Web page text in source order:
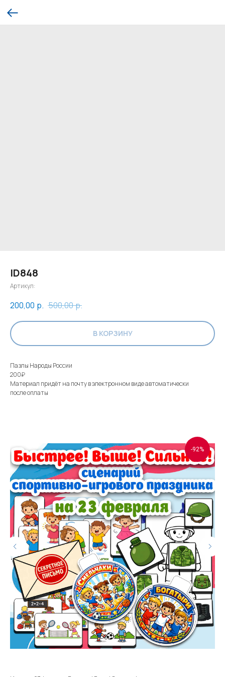
ID848
Артикул:
200,00 р. 500,00р.
В КОРЗИНУ
Пазлы Народы России
200₽
Материал придёт на почту в электронном виде автоматически
после оплаты
-92%